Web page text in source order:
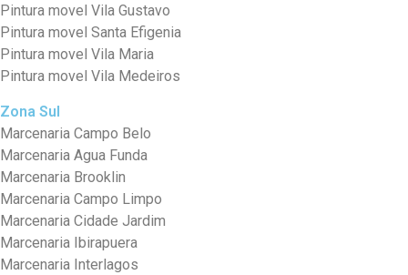
Pintura movel Vila Gustavo
Pintura movel Santa Efigenia
Pintura movel Vila Maria
Pintura movel Vila Medeiros
Zona Sul
Marcenaria Campo Belo
Marcenaria Agua Funda
Marcenaria Brooklin
Marcenaria Campo Limpo
Marcenaria Cidade Jardim
Marcenaria Ibirapuera
Marcenaria Interlagos